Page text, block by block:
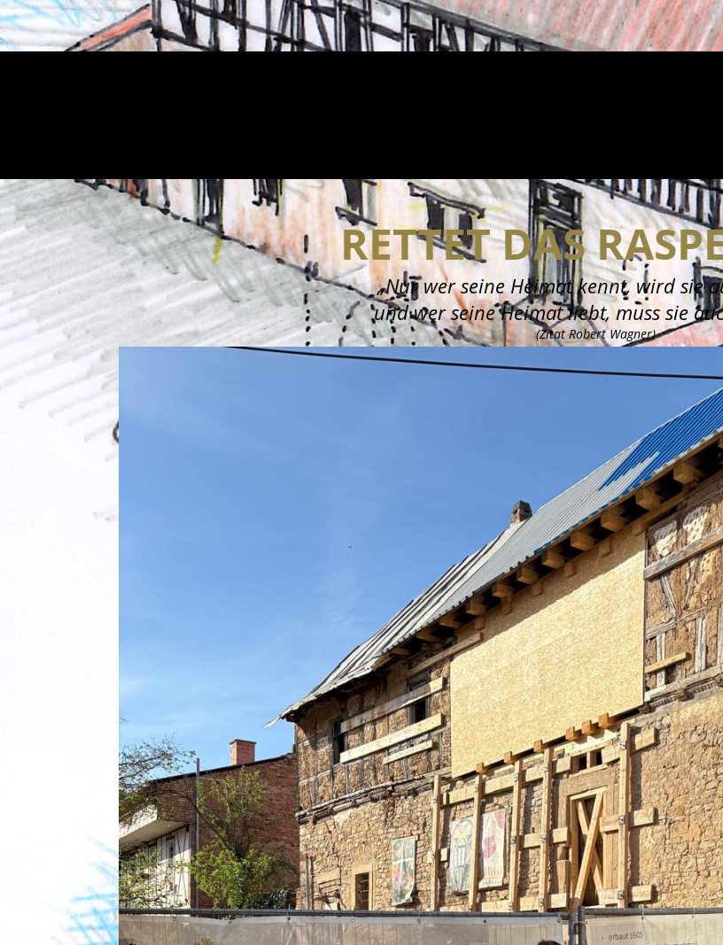
RETTET DAS
„Nur wer seine Heimat kennt, wird sie
und wer seine Heimat liebt, muss sie
(Zitat Robert Wagner)